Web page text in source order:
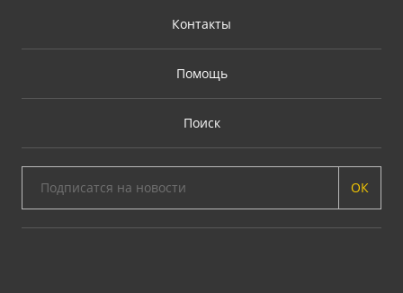
Контакты
Помощь
Поиск
ОК